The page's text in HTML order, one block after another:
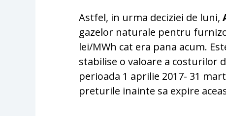
Astfel, in urma deciziei de luni,
gazelor naturale pentru
lei/MWh cat era pana acum.
stabilise o valoare a costurilor
perioada 1 aprilie 2017- 31
preturile inainte sa expire